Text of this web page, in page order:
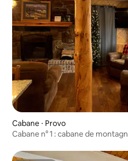
Cabane ⋅ Provo
Cabane n° 1 : cabane de